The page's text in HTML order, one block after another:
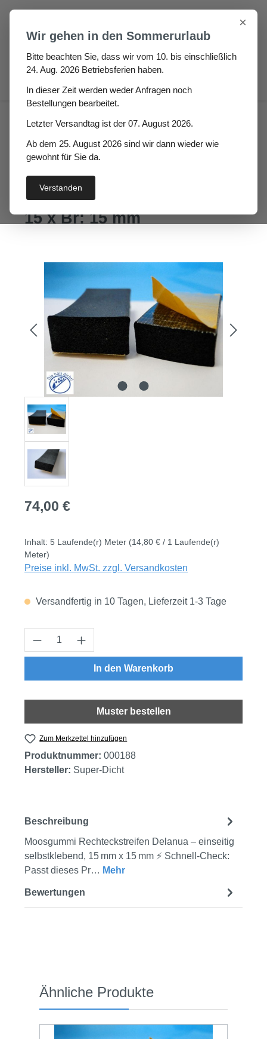
Zum Hauptinhalt springen
Fugen & Spalt
Moosgummi klebend
Moosgummi
Rechteckstreifen Delanua
einseitig selbstklebend Hö:
15 x Br: 15 mm
Regulärer Preis:
74,00 €
Inhalt: 5 Laufende(r) Meter (14,80 € / 1 Laufende(r)
Meter)
Preise inkl. MwSt. zzgl. Versandkosten
Versandfertig in 10 Tagen, Lieferzeit 1-3 Tage
Produkt Anzahl: Gib den gewünschten
In den Warenkorb
Muster bestellen
Zum Merkzettel hinzufügen
Produktnummer: 000188
Hersteller: Super-Dicht
Beschreibung
Moosgummi Rechteckstreifen Delanua – einseitig
selbstklebend, 15 mm x 15 mm ⚡ Schnell-Check:
Passt dieses Pr… Mehr
Bewertungen
Produktgalerie überspringen
Ähnliche Produkte
×
Wir gehen in den Sommerurlaub
Bitte beachten Sie, dass wir vom 10. bis einschließlich
24. Aug. 2026 Betriebsferien haben.
In dieser Zeit werden weder Anfragen noch
Bestellungen bearbeitet.
Letzter Versandtag ist der 07. August 2026.
Ab dem 25. August 2026 sind wir dann wieder wie
gewohnt für Sie da.
Verstanden